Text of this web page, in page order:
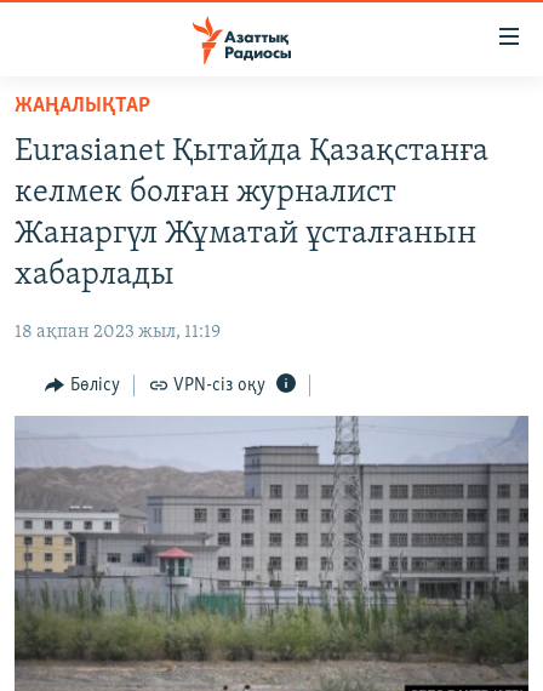
Skip
main
content
Skip
to
main
Skip
Search
AZATTYQTV
ҚАҢТАР ОҚИҒАСЫ
ӘЛЕУМЕТ
ӘЛЕМ
АРНАЙЫ ЖОБАЛАР
Русский
ЖАЗЫЛЫҢЫЗ
Басқа тілдерде
ЖАҢАЛЫҚТАР
Eurasianet Қытайда Қазақстанға
келмек болған журналист
Жанаргүл Жұматай ұсталғанын
хабарлады
18 ақпан 2023 жыл, 11:19
Бөлісу VPN-сіз оқу